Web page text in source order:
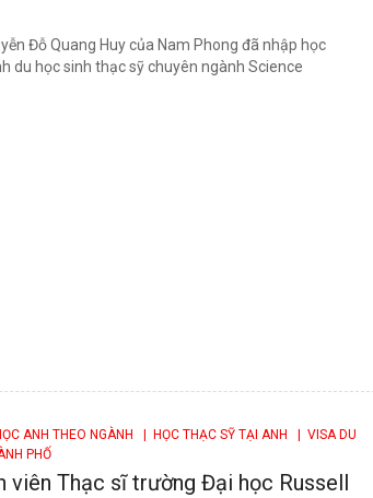
Đỗ Quang Huy của Nam Phong đã nhập học
du học sinh thạc sỹ chuyên ngành Science
ANH THEO NGÀNH | HỌC THẠC SỸ TẠI ANH
| VISA DU
PHỐ
viên Thạc sĩ trường Đại học Russell